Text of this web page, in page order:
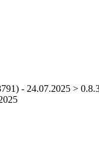
- 24.07.2025 >